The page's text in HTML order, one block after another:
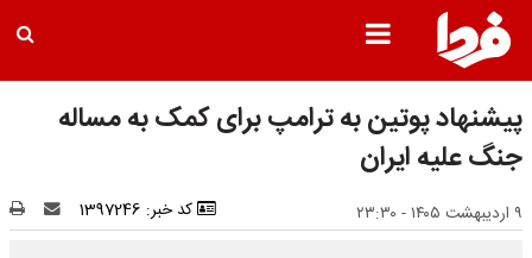
پیشنهاد پوتین به ترامپ برای کمک به مساله
جنگ علیه ایران
۹ اردیبهشت ۱۴۰۵ - ۲۳:۳۰ کد خبر: 1397246